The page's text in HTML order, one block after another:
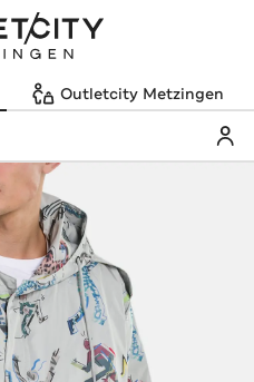
Outletcity Metzingen